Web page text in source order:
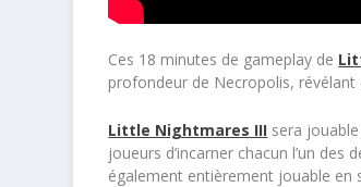
Ces 18 minutes de gameplay de
profondeur de Necropolis, révélant
Little Nightmares III sera
joueurs d’incarner chacun l’un
également entièrement jouable en